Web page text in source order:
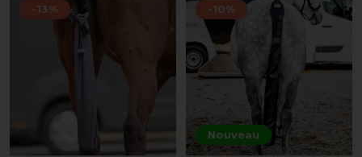
-13%
Nouveau
-10%